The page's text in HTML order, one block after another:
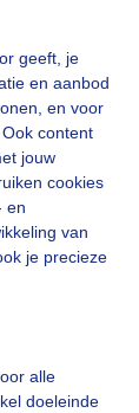
geeft, je
en aanbod
en voor
content
jouw
cookies
en
van
je precieze
alle
doeleinde